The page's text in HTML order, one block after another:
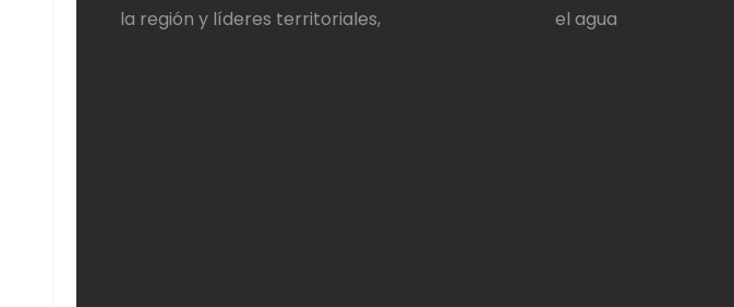
la región y líderes territoriales,
el agua